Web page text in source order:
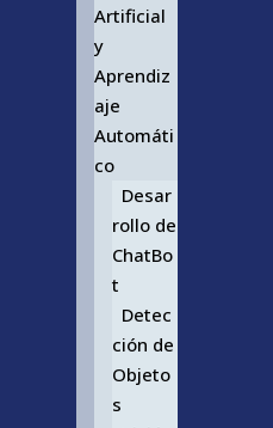
Artificial
y
Aprendiz
aje
Automáti
co
Desar
rollo de
ChatBo
t
Detec
ción de
Objeto
s